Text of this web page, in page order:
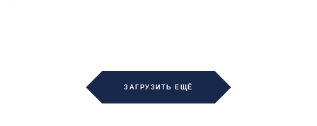
ЗАГРУЗИТЬ ЕЩЁ